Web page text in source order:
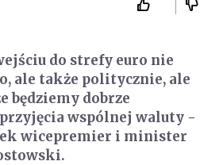
do strefy euro nie
ale także politycznie, ale
będziemy dobrze
wspólnej waluty -
wicepremier i minister